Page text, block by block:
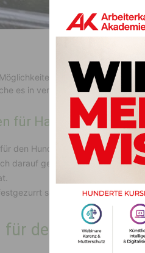
um die Tiere von A
es in verschieden Größen zu
für Haustiere –
den Hund.
darauf geachtet werden, dass
sein, um ein
den Transport